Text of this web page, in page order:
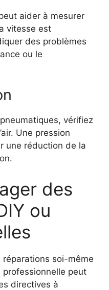
aider à mesurer
vitesse est
des problèmes
ou le
vérifiez
Une pression
une réduction de la
des
ou
réparations soi-même
professionnelle peut
directives à